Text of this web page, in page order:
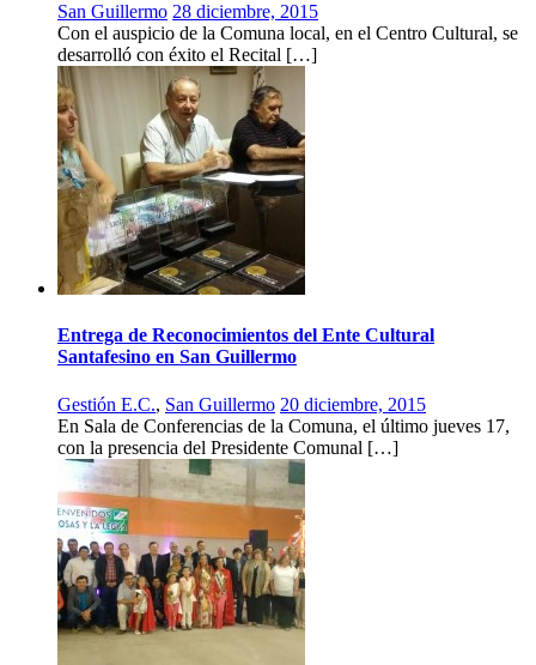
San Guillermo 28 diciembre, 2015
Con el auspicio de la Comuna local, en el Centro Cultural, se
desarrolló con éxito el Recital […]
Entrega de Reconocimientos del Ente Cultural
Santafesino en San Guillermo
Gestión E.C., San Guillermo 20 diciembre, 2015
En Sala de Conferencias de la Comuna, el último jueves 17,
con la presencia del Presidente Comunal […]